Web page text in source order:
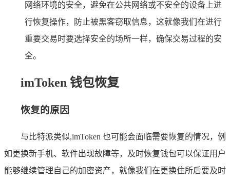
网络环境的安全，避免在公共网络或不安全的设备上进
行恢复操作，防止被黑客窃取信息，这就像我们在进行
重要交易时要选择安全的场所一样，确保交易过程的安
全。
imToken 钱包恢复
恢复的原因
与比特派类似,imToken 也可能会面临需要恢复的情况，例
如更换新手机、软件出现故障等，及时恢复钱包可以保证用户
能够继续管理自己的加密资产，就像我们在更换住所后要及时